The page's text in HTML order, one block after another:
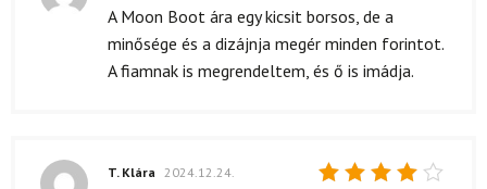
Értékelés:
/ 5
A Moon Boot ára egy kicsit borsos, de a
minősége és a dizájnja megér minden forintot.
A fiamnak is megrendeltem, és ő is imádja.
T. Klára 2024.12.24.